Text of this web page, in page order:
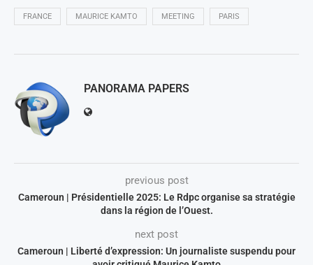
FRANCE MAURICE KAMTO MEETING PARIS
PANORAMA PAPERS
previous post
Cameroun | Présidentielle 2025: Le Rdpc organise sa stratégie
dans la région de l’Ouest.
next post
Cameroun | Liberté d’expression: Un journaliste suspendu pour